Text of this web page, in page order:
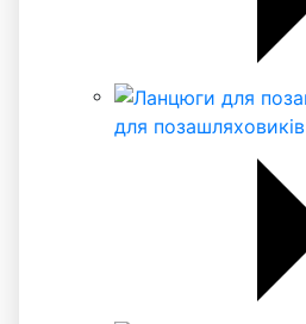
для позашляховиків